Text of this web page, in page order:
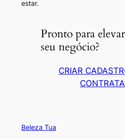
estar.
Pronto para
seu negócio?
CRIAR
Beleza Tua